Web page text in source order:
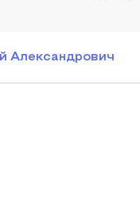
Александрович